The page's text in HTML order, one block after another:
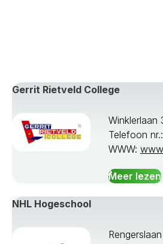
Gerrit Rietveld College
Winklerlaan
Telefoon
WWW:
Meer lezen
NHL Hogeschool